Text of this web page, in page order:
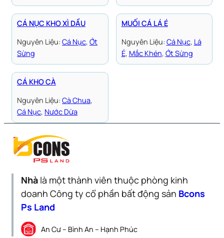
CÁ NỤC KHO XÌ DẦU
Nguyên Liệu: Cá Nục, Ớt
Sừng
MUỐI CÁ LÁ É
Nguyên Liệu: Cá Nục, Lá
É, Mắc Khén, Ớt Sừng
CÁ KHO CÀ
Nguyên Liệu: Cà Chua
Cá Nục, Nước Dừa
Nhà là một thành viên thuộc phòng kinh
doanh Công ty cổ phần bất động sản Bcons
Ps Land
An Cư – Bình An – Hạnh Phúc